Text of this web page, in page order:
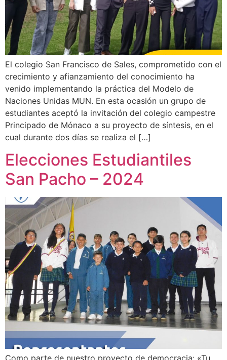
El colegio San Francisco de Sales, comprometido con el
crecimiento y afianzamiento del conocimiento ha
venido implementando la práctica del Modelo de
Naciones Unidas MUN. En esta ocasión un grupo de
estudiantes aceptó la invitación del colegio campestre
Principado de Mónaco a su proyecto de síntesis, en el
cual durante dos días se realiza el […]
Elecciones Estudiantiles
San Pacho – 2024